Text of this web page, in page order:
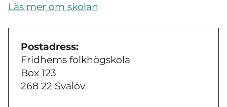
Läs mer om skolan
Postadress:
Fridhems folkhögskola
Box 123
268 22 Svalöv